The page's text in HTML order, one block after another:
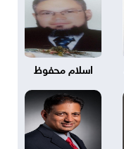
اسلام محفوظ